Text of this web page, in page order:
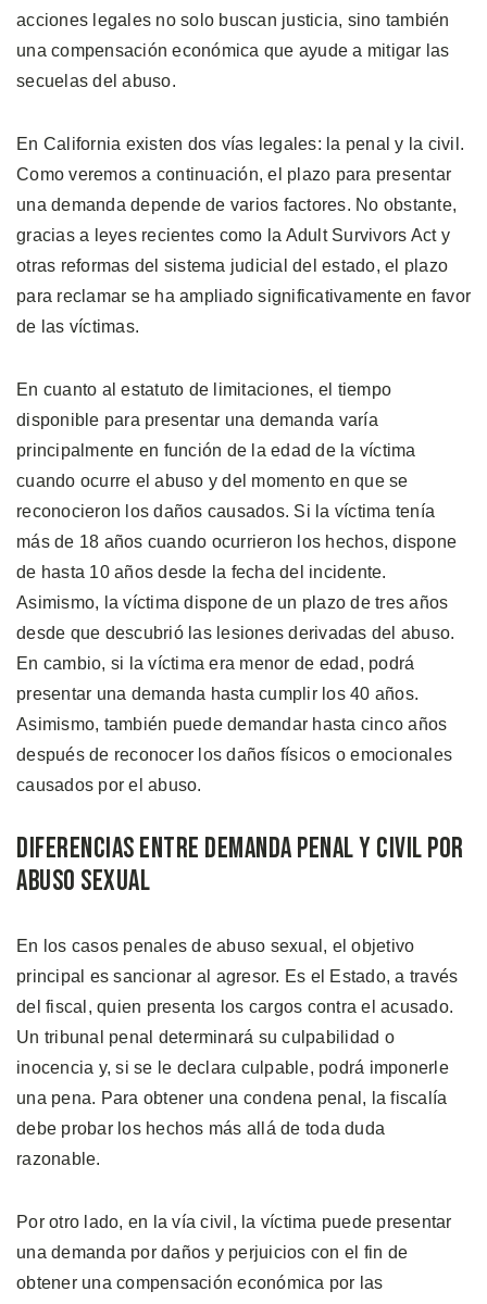
acciones legales no solo buscan justicia, sino también
una compensación económica que ayude a mitigar las
secuelas del abuso.
En California existen dos vías legales: la penal y la civil.
Como veremos a continuación, el plazo para presentar
una demanda depende de varios factores. No obstante,
gracias a leyes recientes como la Adult Survivors Act y
otras reformas del sistema judicial del estado, el plazo
para reclamar se ha ampliado significativamente en favor
de las víctimas.
En cuanto al estatuto de limitaciones, el tiempo
disponible para presentar una demanda varía
principalmente en función de la edad de la víctima
cuando ocurre el abuso y del momento en que se
reconocieron los daños causados. Si la víctima tenía
más de 18 años cuando ocurrieron los hechos, dispone
de hasta 10 años desde la fecha del incidente.
Asimismo, la víctima dispone de un plazo de tres años
desde que descubrió las lesiones derivadas del abuso.
En cambio, si la víctima era menor de edad, podrá
presentar una demanda hasta cumplir los 40 años.
Asimismo, también puede demandar hasta cinco años
después de reconocer los daños físicos o emocionales
causados por el abuso.
Diferencias Entre Demanda Penal y Civil por
Abuso Sexual
En los casos penales de abuso sexual, el objetivo
principal es sancionar al agresor. Es el Estado, a través
del fiscal, quien presenta los cargos contra el acusado.
Un tribunal penal determinará su culpabilidad o
inocencia y, si se le declara culpable, podrá imponerle
una pena. Para obtener una condena penal, la fiscalía
debe probar los hechos más allá de toda duda
razonable.
Por otro lado, en la vía civil, la víctima puede presentar
una demanda por daños y perjuicios con el fin de
obtener una compensación económica por las